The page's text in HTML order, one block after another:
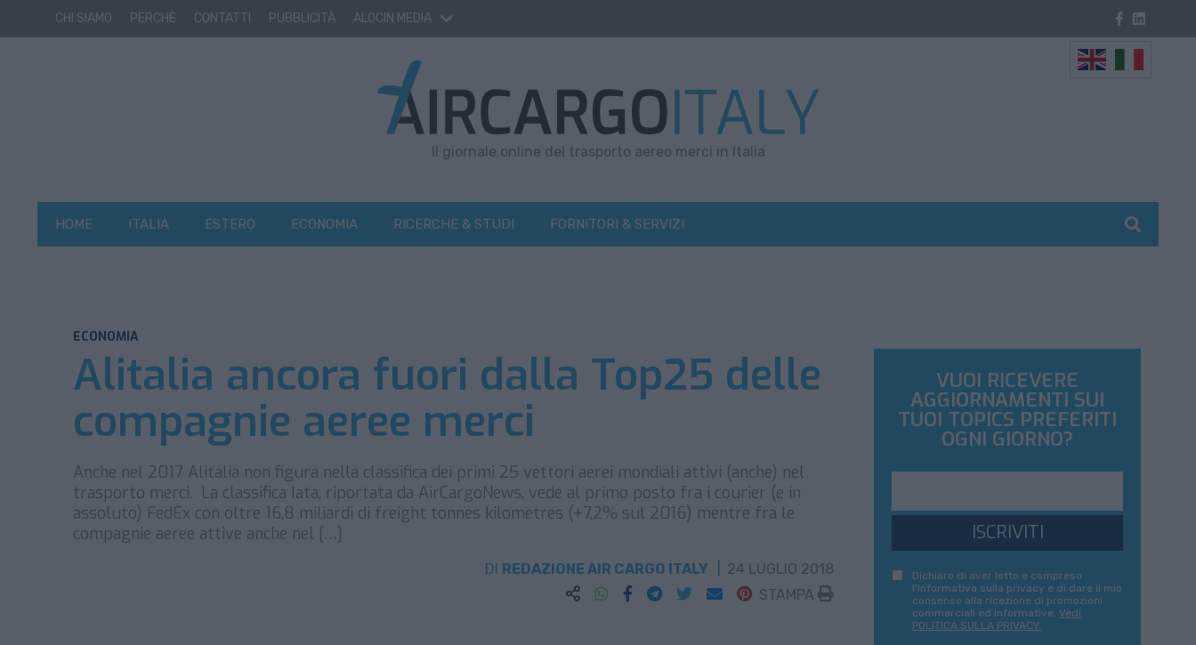
CHI SIAMO PERCHÈ CONTATTI PUBBLICITÀ ALOCIN MEDIA
Il giornale online del trasporto aereo merci in Italia
HOME ITALIA ESTERO ECONOMIA RICERCHE & STUDI FORNITORI & SERVIZI
ECONOMIA
Alitalia ancora fuori dalla Top25 delle
compagnie aeree merci
Anche nel 2017 Alitalia non figura nella classifica dei primi 25 vettori aerei mondiali attivi (anche) nel
trasporto merci. La classifica Iata, riportata da AirCargoNews, vede al primo posto fra i courier (e in
assoluto) FedEx con oltre 16,8 miliardi di freight tonnes kilometres (+7,2% sul 2016) mentre fra le
compagnie aeree attive anche nel […]
DI REDAZIONE AIR CARGO ITALY
24 LUGLIO 2018
STAMPA
VUOI RICEVERE
AGGIORNAMENTI SUI
TUOI TOPICS PREFERITI
OGNI GIORNO?
ISCRIVITI
Dichiaro di aver letto e compreso
l'informativa sulla privacy e di dare il mio
consenso alla ricezione di promozioni
commerciali ed informative. Vedi
POLITICA SULLA PRIVACY.